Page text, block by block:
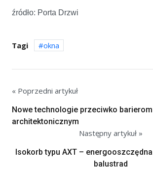
źródło: Porta Drzwi
Tagi okna
« Poprzedni artykuł
Nowe technologie przeciwko barierom
architektonicznym
Następny artykuł »
Isokorb typu AXT –
balustrad